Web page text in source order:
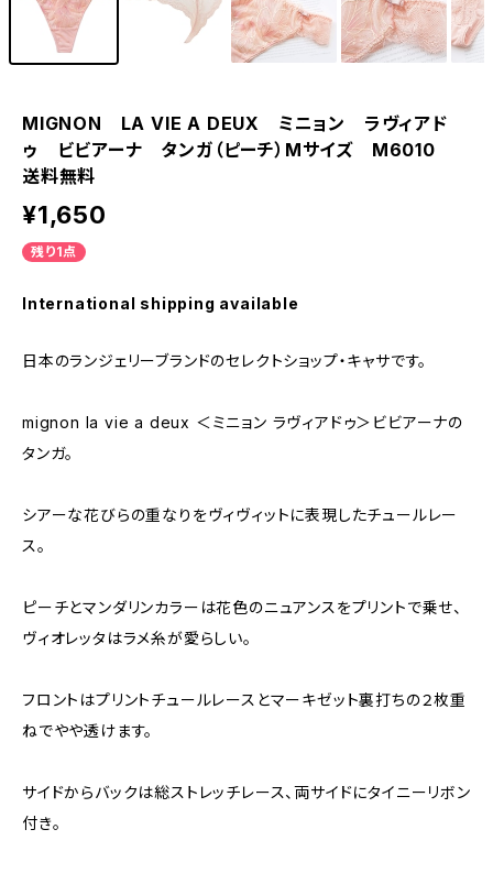
MIGNON LA VIE A DEUX ミニョン ラヴィアド
ゥ ビビアーナ タンガ（ピーチ）Mサイズ M6010
送料無料
¥1,650
残り1点
International shipping available
日本のランジェリーブランドのセレクトショップ・キャサです。
mignon la vie a deux ＜ミニョン ラヴィアドゥ＞ビビアーナの
タンガ。
シアーな花びらの重なりをヴィヴィットに表現したチュールレー
ス。
ピーチとマンダリンカラーは花色のニュアンスをプリントで乗せ、
ヴィオレッタはラメ糸が愛らしい。
フロントはプリントチュールレースとマーキゼット裏打ちの２枚重
ねでやや透けます。
サイドからバックは総ストレッチレース、両サイドにタイニーリボン
付き。